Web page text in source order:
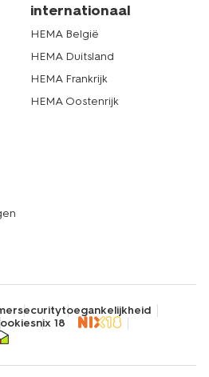
internationaal
HEMA België
HEMA Duitsland
HEMA Frankrijk
HEMA Oostenrijk
securitytoegankelijkheid
nix 18